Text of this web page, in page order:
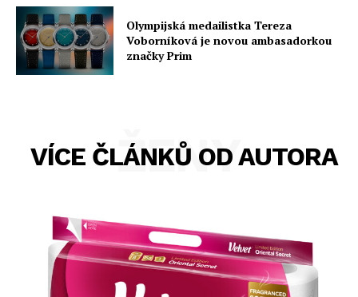
Olympijská medailistka Tereza
Voborníková je novou ambasadorkou
značky Prim
VÍCE ČLÁNKŮ OD AUTORA
ŽENY